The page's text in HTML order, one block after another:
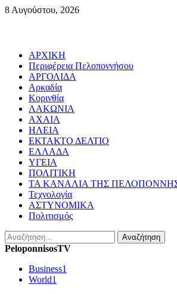
Skip
8 Αυγούστου, 2026
Primary
Menu
ΑΡΧΙΚΗ
Περιφέρεια Πελοποννήσου
ΑΡΓΟΛΙΔΑ
Αρκαδία
Κορινθία
ΛΑΚΩΝΙΑ
ΑΧΑΙΑ
ΗΛΕΙΑ
ΕΚΤΑΚΤΟ ΔΕΛΤΙΟ
ΕΛΛΑΔΑ
ΥΓΕΙΑ
ΠΟΛΙΤΙΚΗ
ΤΑ ΚΑΝΑΛΙΑ ΤΗΣ
Τεχνολογία
ΑΣΤΥΝΟΜΙΚΑ
Πολιτισμός
Αναζήτηση
για:
PeloponnisosTV
Business1
World1